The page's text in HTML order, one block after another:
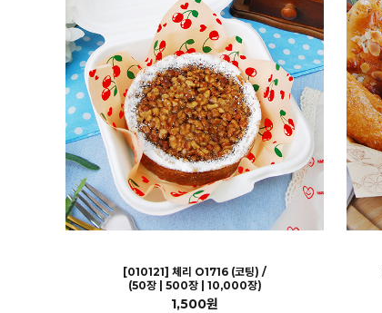
[010121] 체리 O1716 (코팅) /
(50장 | 500장 | 10,000장)
1,500원